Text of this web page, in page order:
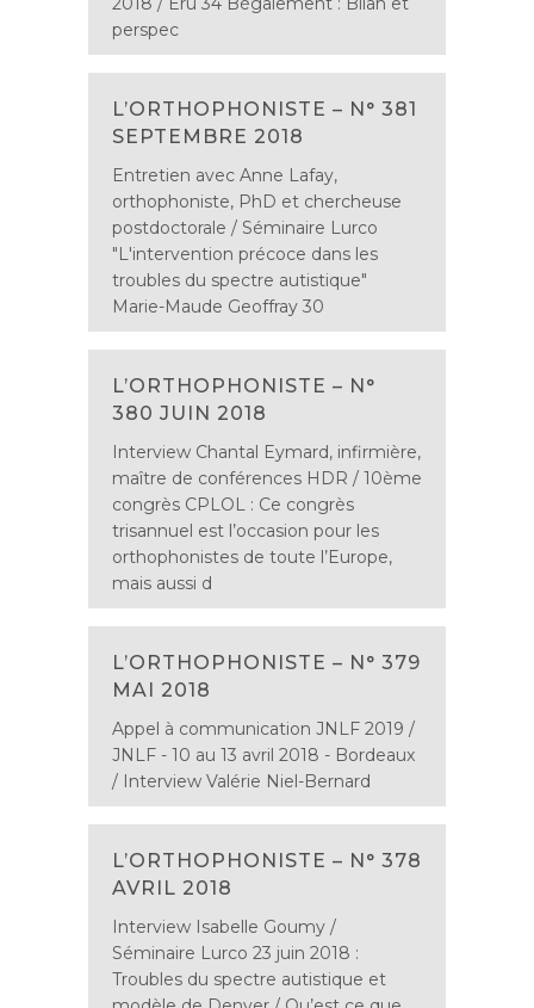
perspec
L’ORTHOPHONISTE – N° 381
SEPTEMBRE 2018
Entretien avec Anne Lafay,
orthophoniste, PhD et chercheuse
postdoctorale / Séminaire Lurco
"L'intervention précoce dans les
troubles du spectre autistique"
Marie-Maude Geoffray 30
L’ORTHOPHONISTE – N°
380 JUIN 2018
Interview Chantal Eymard, infirmière,
maître de conférences HDR / 10ème
congrès CPLOL : Ce congrès
trisannuel est l’occasion pour les
orthophonistes de toute l’Europe,
mais aussi d
L’ORTHOPHONISTE – N° 379
MAI 2018
Appel à communication JNLF 2019 /
JNLF - 10 au 13 avril 2018 - Bordeaux
/ Interview Valérie Niel-Bernard
L’ORTHOPHONISTE – N° 378
AVRIL 2018
Interview Isabelle Goumy /
Séminaire Lurco 23 juin 2018 :
Troubles du spectre autistique et